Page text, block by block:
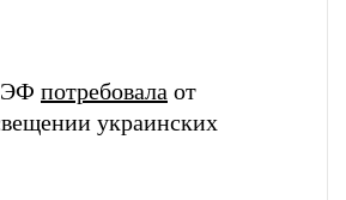
потребовала от
украинских